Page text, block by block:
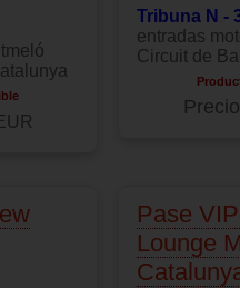
Tribuna N -
entradas
Circuit de
Pase
Lounge